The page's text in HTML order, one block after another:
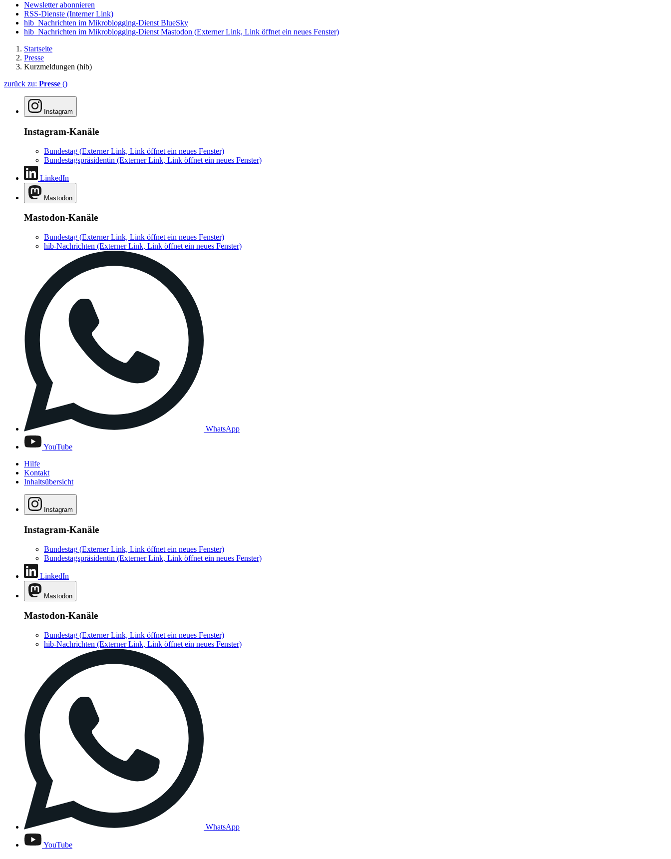
Newsletter abonnieren
RSS-Dienste (Interner Link)
hib_Nachrichten im Mikroblogging-Dienst BlueSky
hib_Nachrichten im Mikroblogging-Dienst Mastodon (Externer Link, Link öffnet ein neues Fenster)
Startseite
Presse
Kurzmeldungen (hib)
zurück zu: Presse ()
Instagram
Instagram-Kanäle
Bundestag (Externer Link, Link öffnet ein neues Fenster)
Bundestagspräsidentin (Externer Link, Link öffnet ein neues Fenster)
LinkedIn
Mastodon
Mastodon-Kanäle
Bundestag (Externer Link, Link öffnet ein neues Fenster)
hib-Nachrichten (Externer Link, Link öffnet ein neues Fenster)
WhatsApp
YouTube
Hilfe
Kontakt
Inhaltsübersicht
Instagram
Instagram-Kanäle
Bundestag (Externer Link, Link öffnet ein neues Fenster)
Bundestagspräsidentin (Externer Link, Link öffnet ein neues Fenster)
LinkedIn
Mastodon
Mastodon-Kanäle
Bundestag (Externer Link, Link öffnet ein neues Fenster)
hib-Nachrichten (Externer Link, Link öffnet ein neues Fenster)
WhatsApp
YouTube